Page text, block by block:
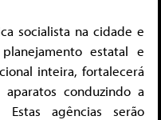
socialista na cidade e
estatal e
inteira, fortalecerá
conduzindo a
Estas agências serão